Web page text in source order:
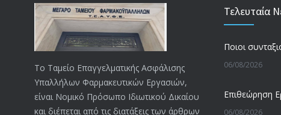
Το Ταμείο Επαγγελματικής Ασφάλισης
Υπαλλήλων Φαρμακευτικών Εργασιών,
είναι Νομικό Πρόσωπο Ιδιωτικού Δικαίου
και διέπεται από τις διατάξεις των άρθρων
Τελευταία
06/08/2026
06/08/2026